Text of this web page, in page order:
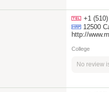
+1
12500
http://
College
No review